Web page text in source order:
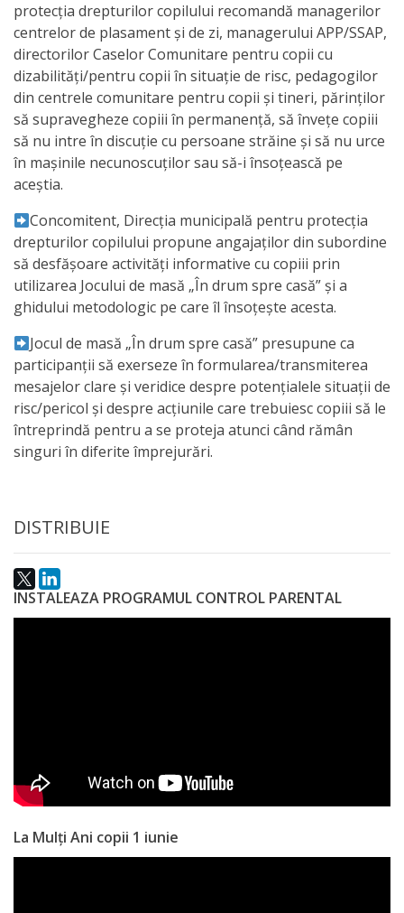
Proiecte
Rapoarte
de
activitate
Transparență
Achiziții
publice
Invitații
de
participare
Planuri
de
Anticorupție
Știri
și
Legislație
internațională
protecția drepturilor copilului recomandă managerilor
centrelor de plasament și de zi, managerului APP/SSAP,
directorilor Caselor Comunitare pentru copii cu
dizabilități/pentru copii în situație de risc, pedagogilor
din centrele comunitare pentru copii și tineri, părinților
să supravegheze copiii în permanență, să învețe copiii
să nu intre în discuție cu persoane străine și să nu urce
în mașinile necunoscuților sau să-i însoțească pe
aceștia.
Concomitent, Direcția municipală pentru protecția
drepturilor copilului propune angajaților din subordine
să desfășoare activități informative cu copiii prin
utilizarea Jocului de masă „În drum spre casă” și a
ghidului metodologic pe care îl însoțește acesta.
Jocul de masă „În drum spre casă” presupune ca
participanții să exerseze în formularea/transmiterea
mesajelor clare și veridice despre potențialele situații de
risc/pericol și despre acțiunile care trebuiesc copiii să le
întreprindă pentru a se proteja atunci când rămân
singuri în diferite împrejurări.
DISTRIBUIE
INSTALEAZA PROGRAMUL CONTROL PARENTAL
La Mulți Ani copii 1 iunie